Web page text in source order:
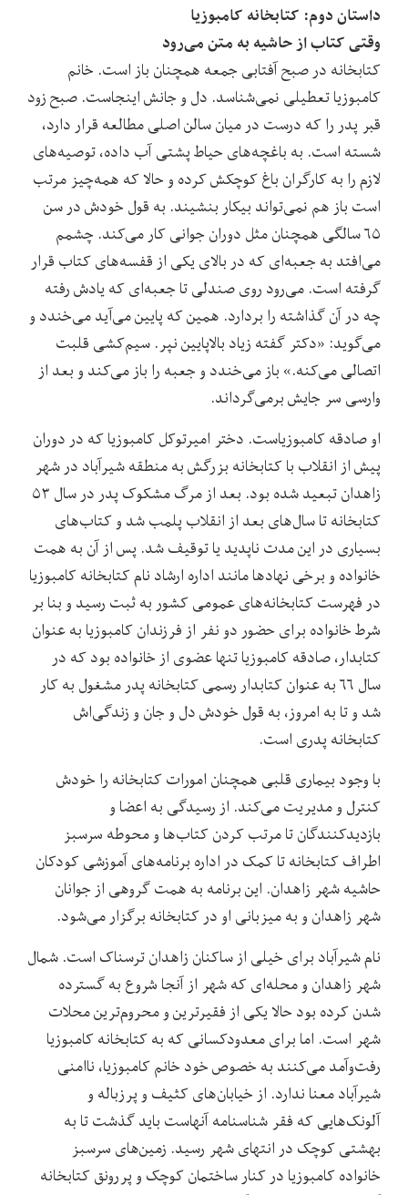
داستان دوم: کتابخانه کامبوزیا
وقتی کتاب از حاشیه به متن می‌رود
کتابخانه در صبح آفتابی جمعه همچنان باز است. خانم
کامبوزیا تعطیلی نمی‌شناسد. دل و جانش اینجاست. صبح زود
قبر پدر را که درست در میان سالن اصلی مطالعه قرار دارد،
شسته است. به باغچه‌های حیاط پشتی آب داده، توصیه‌های
لازم را به کارگران باغ کوچکش کرده و حالا که همه‌چیز مرتب
است باز هم نمی‌تواند بیکار بنشیند. به قول خودش در سن
۶۵ سالگی همچنان مثل دوران جوانی کار می‌کند. چشمم
می‌افتد به جعبه‌ای که در بالای یکی از قفسه‌های کتاب قرار
گرفته است. می‌رود روی صندلی تا جعبه‌ای که یادش رفته
چه در آن گذاشته را بردارد. همین که پایین می‌آید می‌خندد و
می‌گوید: «دکتر گفته زیاد بالاپایین نپر. سیم‌کشی قلبت
اتصالی می‌کنه.» باز می‌خندد و جعبه را باز می‌کند و بعد از
وارسی سر جایش برمی‌‌گرداند.
او صادقه کامبوزیاست. دختر امیرتوکل کامبوزیا که در دوران
پیش از انقلاب با کتابخانه بزرگش به منطقه شیرآباد در شهر
زاهدان تبعید شده بود. بعد از مرگ مشکوک پدر در سال ۵۳
کتابخانه تا سال‌های بعد از انقلاب پلمب شد و کتاب‌های
بسیاری در این مدت ناپدید یا توقیف شد. پس از آن به همت
خانواده و برخی نهادها مانند اداره ارشاد نام کتابخانه کامبوزیا
در فهرست کتابخانه‌های عمومی کشور به ثبت رسید و بنا بر
شرط خانواده برای حضور دو نفر از فرزندان کامبوزیا به عنوان
کتابدار، صادقه کامبوزیا تنها عضوی از خانواده بود که در
سال ۶۶ به عنوان کتابدار رسمی کتابخانه پدر مشغول به کار
شد و تا به امروز، به قول خودش دل و جان و زندگی‌اش
کتابخانه پدری است.
با وجود بیماری قلبی همچنان امورات کتابخانه را خودش
کنترل و مدیریت می‌کند. از رسیدگی به اعضا و
بازدید‌کنندگان تا مرتب کردن کتاب‌ها و محوطه سرسبز
اطراف کتابخانه تا کمک در اداره برنامه‌های آموزشی کودکان
حاشیه شهر زاهدان. این برنامه به همت گروهی از جوانان
شهر زاهدان و به میزبانی او در کتابخانه برگزار می‌شود.
نام شیرآباد برای خیلی از ساکنان زاهدان ترسناک است. شمال
شهر زاهدان و محله‌ای که شهر از آنجا شروع به گسترده‌
شدن کرده بود حالا یکی از فقیرترین و محروم‌ترین محلات
شهر است. اما برای معدودکسانی که به کتابخانه کامبوزیا
رفت‌وآمد می‌کنند به خصوص خود خانم کامبوزیا، ناامنی
شیرآباد معنا ندارد. از خیابان‌های کثیف و پرزباله و
آلونک‌هایی که فقر شناسنامه آنهاست باید گذشت تا به
بهشتی کوچک در انتهای شهر رسید. زمین‌های سرسبز
خانواده کامبوزیا در کنار ساختمان کوچک و پررونق کتابخانه